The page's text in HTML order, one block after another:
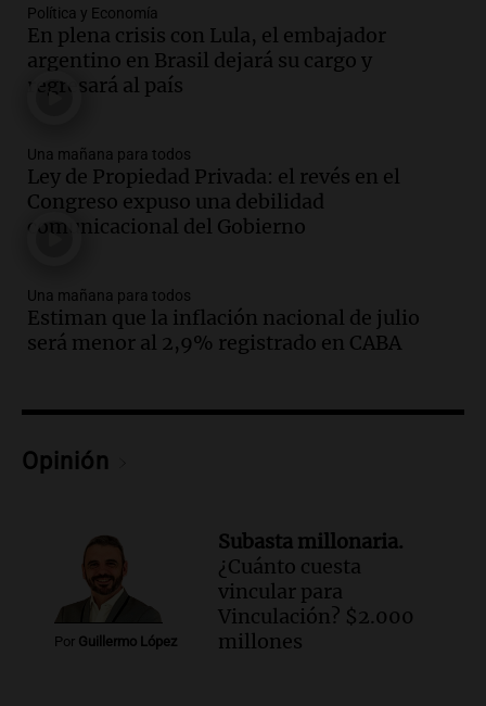
Panorama Federal
Episodios
Audio.La UNT evalúa apelación ante la
Corte Suprema tras fallo que aparta a
Episodios
Audio.El cardenal Ángel Rossi advirtió
que la justicia social viene siendo
Episodios
Audio.La Bulaya se prepara para el cierre
de su gran muestra anual con la
Audio.
Panorama Federal
Episodios
Audio.Una mujer de 40 años muere en
un accidente en la Ruta 321 cerca de
García Fernández
Política y Economía
En plena crisis con Lula, el embajador
argentino en Brasil dejará su cargo y
regresará al país
Una mañana para todos
Ley de Propiedad Privada: el revés en el
Congreso expuso una debilidad
comunicacional del Gobierno
Una mañana para todos
Estiman que la inflación nacional de julio
será menor al 2,9% registrado en CABA
Opinión
Por Guillermo López
Subasta millonaria.
¿Cuánto cuesta
vincular para
Vinculación? $2.000
millones